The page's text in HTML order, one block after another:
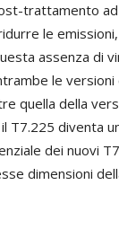
trattamento
le
assenza di
le
quella della
T7.225
dei nuovi
dimensioni